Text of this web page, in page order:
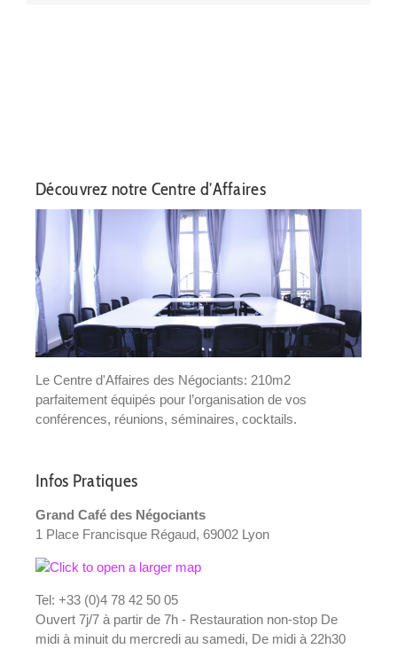
Découvrez notre Centre d’Affaires
Le Centre d'Affaires des Négociants: 210m2
parfaitement équipés pour l’organisation de vos
conférences, réunions, séminaires, cocktails.
Infos Pratiques
Grand Café des Négociants
1 Place Francisque Régaud, 69002 Lyon
Tel: +33 (0)4 78 42 50 05
Ouvert 7j/7 à partir de 7h - Restauration non-stop De
midi à minuit du mercredi au samedi, De midi à 22h30